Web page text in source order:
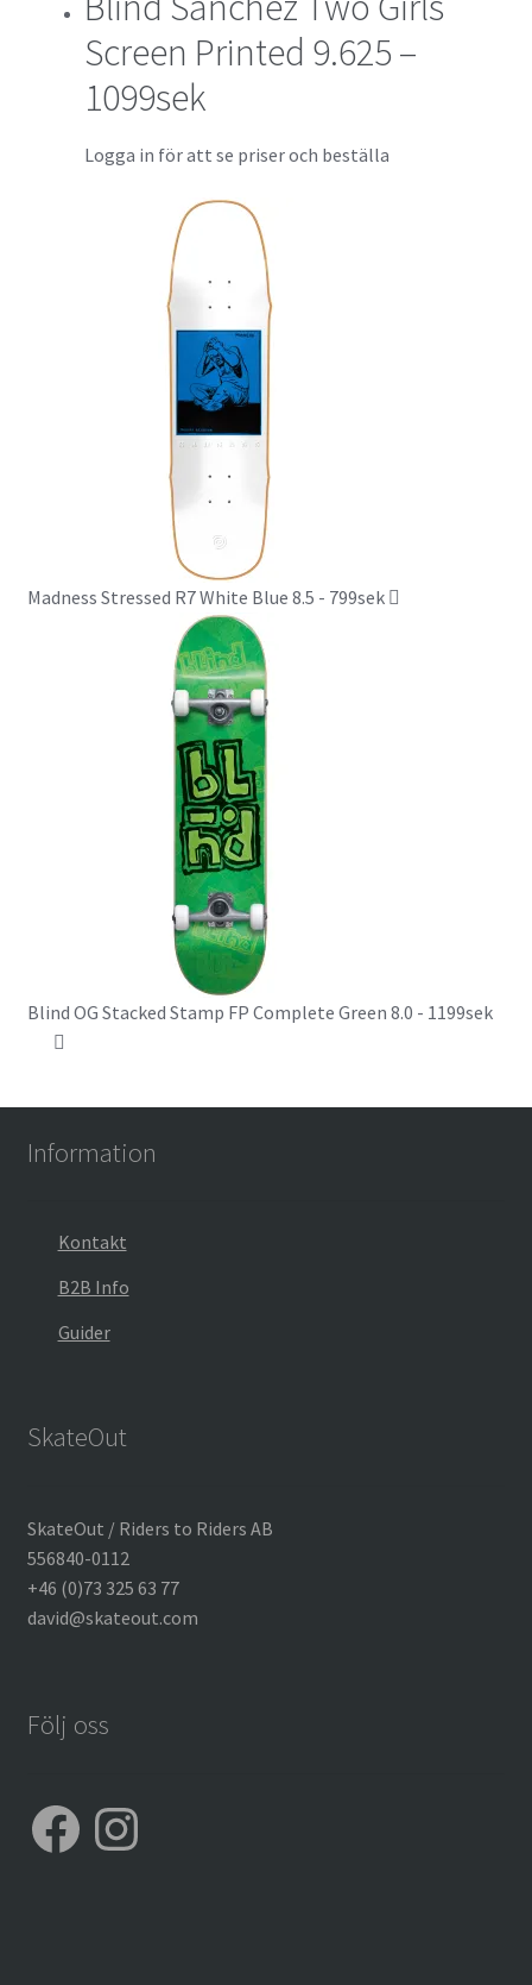
Screen Printed 9.625 –
1099sek
Logga in för att se priser och beställa
Madness Stressed R7 White Blue 8.5 - 799sek
Blind OG Stacked Stamp FP Complete Green 8.0 - 1199sek
Information
Kontakt
B2B Info
Guider
SkateOut
SkateOut / Riders to Riders AB
556840-0112
+46 (0)73 325 63 77
david@skateout.com
Följ oss
FacebookInstagram